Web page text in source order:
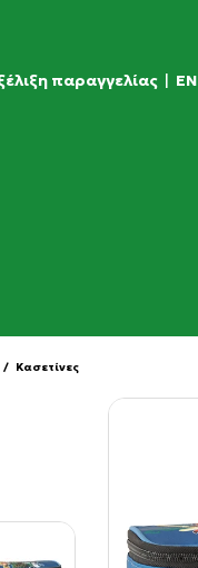
παραγγελίας | EN
/ Κασετίνες